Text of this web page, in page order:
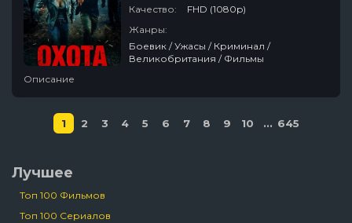
Качество:
FHD (1080p)
Жанры:
Боевик / Ужасы / Криминал /
Великобритания / Фильмы
Описание
1 2 3 4 5 6 7 8 9 10 ... 645
Лучшее
Топ 100 Фильмов
Топ 100 Сериалов